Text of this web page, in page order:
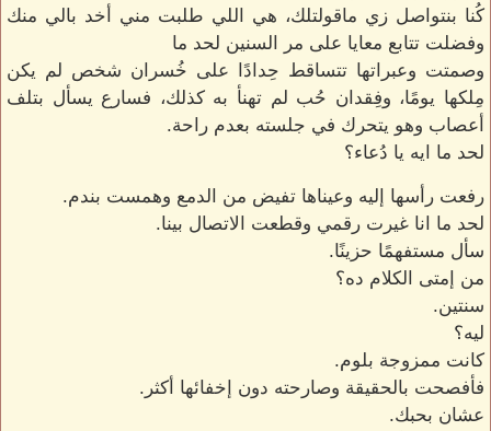
كُنا بنتواصل زي ماقولتلك، هي اللي طلبت مني أخد بالي منك
وفضلت تتابع معايا على مر السنين لحد ما
وصمتت وعبراتها تتساقط حِدادًا على خُسران شخص لم يكن
مِلكها يومًا، وفِقدان حُب لم تهنأ به كذلك، فسارع يسأل بتلف
أعصاب وهو يتحرك في جلسته بعدم راحة.
لحد ما ايه يا دُعاء؟
رفعت رأسها إليه وعيناها تفيض من الدمع وهمست بندم.
لحد ما انا غيرت رقمي وقطعت الاتصال بينا.
سأل مستفهمًا حزينًا.
من إمتى الكلام ده؟
سنتين.
ليه؟
كانت ممزوجة بلوم.
فأفصحت بالحقيقة وصارحته دون إخفائها أكثر.
عشان بحبك.